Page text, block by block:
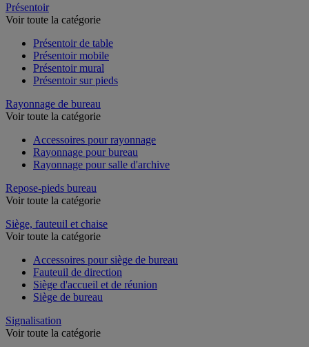
Présentoir
Voir toute la catégorie
Présentoir de table
Présentoir mobile
Présentoir mural
Présentoir sur pieds
Rayonnage de bureau
Voir toute la catégorie
Accessoires pour rayonnage
Rayonnage pour bureau
Rayonnage pour salle d'archive
Repose-pieds bureau
Voir toute la catégorie
Siège, fauteuil et chaise
Voir toute la catégorie
Accessoires pour siège de bureau
Fauteuil de direction
Siège d'accueil et de réunion
Siège de bureau
Signalisation
Voir toute la catégorie